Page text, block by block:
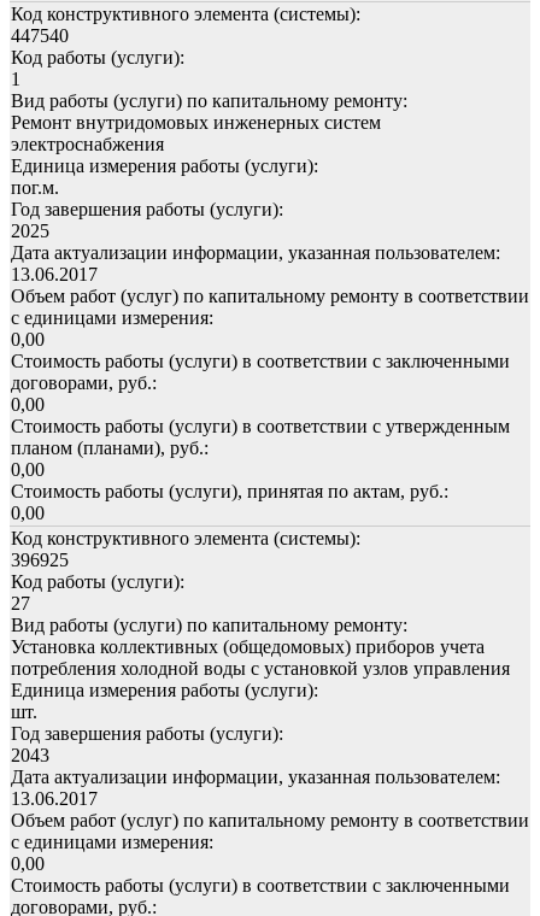
Код конструктивного элемента (системы):
447540
Код работы (услуги):
1
Вид работы (услуги) по капитальному ремонту:
Ремонт внутридомовых инженерных систем
электроснабжения
Единица измерения работы (услуги):
пог.м.
Год завершения работы (услуги):
2025
Дата актуализации информации, указанная пользователем:
13.06.2017
Объем работ (услуг) по капитальному ремонту в соответствии
с единицами измерения:
0,00
Стоимость работы (услуги) в соответствии с заключенными
договорами, руб.:
0,00
Стоимость работы (услуги) в соответствии с утвержденным
планом (планами), руб.:
0,00
Стоимость работы (услуги), принятая по актам, руб.:
0,00
Код конструктивного элемента (системы):
396925
Код работы (услуги):
27
Вид работы (услуги) по капитальному ремонту:
Установка коллективных (общедомовых) приборов учета
потребления холодной воды с установкой узлов управления
Единица измерения работы (услуги):
шт.
Год завершения работы (услуги):
2043
Дата актуализации информации, указанная пользователем:
13.06.2017
Объем работ (услуг) по капитальному ремонту в соответствии
с единицами измерения:
0,00
Стоимость работы (услуги) в соответствии с заключенными
договорами, руб.: